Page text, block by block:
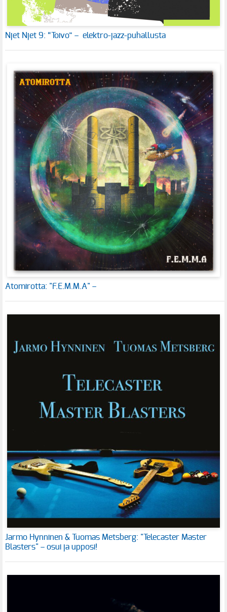
Njet Njet 9: “Toivo” – elektro-jazz-puhallusta
Atomirotta: "F.E.M.M.A" –
Jarmo Hynninen & Tuomas Metsberg: "Telecaster Master
Blasters" – osui ja upposi!